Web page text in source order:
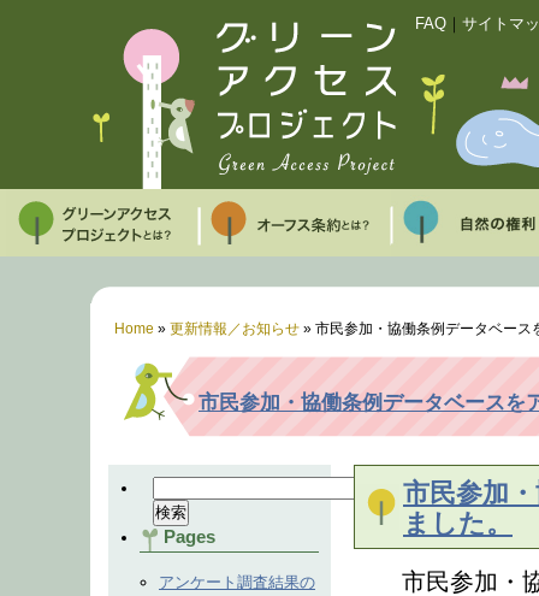
FAQ サイトマ
Home » 更新情報／お知らせ » 市民参加・協働条例データベース
市民参加・協働条例データベースを
Pages
アンケート調査結果の
市民参加
ました。
市民参加・